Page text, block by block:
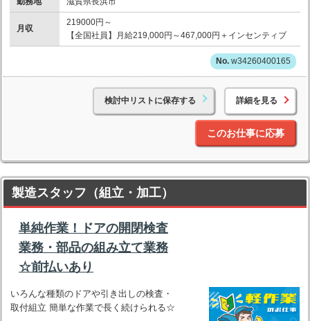
月収
219000円～
【全国社員】月給219,000円～467,000円＋インセンティブ
w34260400165
検討中リストに保存する 詳細を見る
このお仕事に応募
製造スタッフ（組立・加工）
単純作業！ドアの開閉検査
業務・部品の組み立て業務
☆前払いあり
いろんな種類のドアや引き出しの検査・
取付組立 簡単な作業で長く続けられる☆